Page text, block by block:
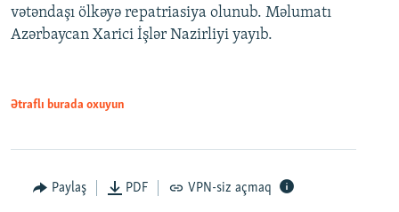
vətəndaşı ölkəyə repatriasiya olunub. Məlumatı
Azərbaycan Xarici İşlər Nazirliyi yayıb.
Ətraflı burada oxuyun
Paylaş PDF VPN-siz açmaq